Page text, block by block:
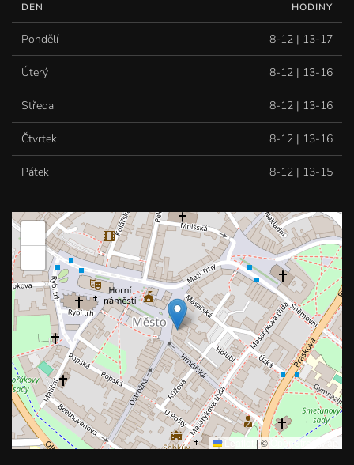
DEN HODINY
Pondělí 8-12 | 13-17
Úterý 8-12 | 13-16
Středa 8-12 | 13-16
Čtvrtek 8-12 | 13-16
Pátek 8-12 | 13-15
Leaflet | © OpenStreetMap